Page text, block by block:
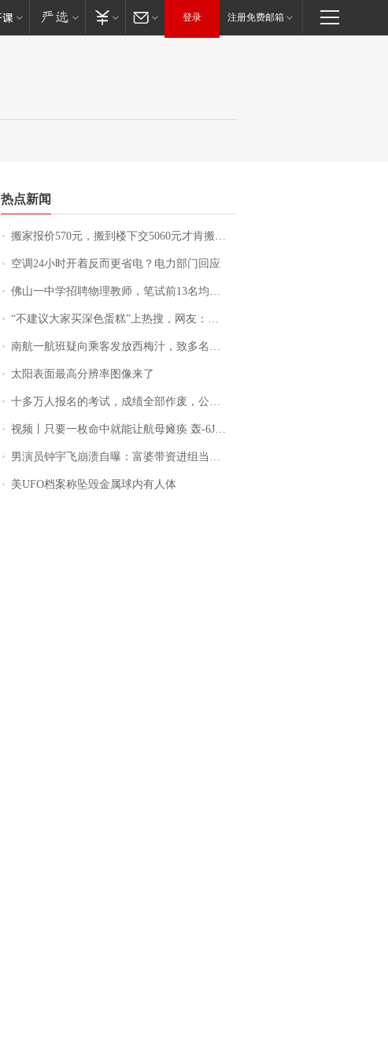
登录 注册免费邮箱
热点新闻
搬家报价570元，搬到楼下交5060元才肯搬上楼！女子傻眼了……
空调24小时开着反而更省电？电力部门回应
佛山一中学招聘物理教师，笔试前13名均遭淘汰？教育局：已叫停招聘，成立调查组全面核查
“不建议大家买深色蛋糕”上热搜，网友：天塌了！
南航一航班疑向乘客发放西梅汁，致多名乘客在飞行途中排队上厕所！乘客：机上100多人只有2个厕所；客服回应：并非每架飞机都会发放西梅汁
太阳表面最高分辨率图像来了
十多万人报名的考试，成绩全部作废，公平么？
视频丨只要一枚命中就能让航母瘫痪 轰-6J实力有多强？
男演员钟宇飞崩溃自曝：富婆带资进组当女主角，50多集短剧强加60余场吻戏......不敢得罪只能强忍
美UFO档案称坠毁金属球内有人体